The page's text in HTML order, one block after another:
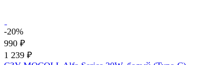
-20%
990 ₽
1 239 ₽